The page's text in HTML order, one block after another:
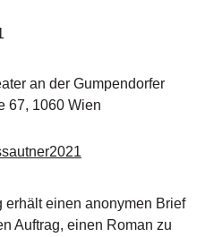
an der Gumpendorfer
67, 1060 Wien
erhält einen anonymen Brief
Auftrag, einen Roman zu